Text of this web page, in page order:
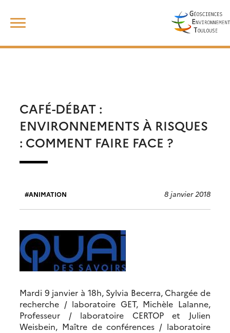
content
CAFÉ-DÉBAT :
ENVIRONNEMENTS À RISQUES
: COMMENT FAIRE FACE ?
ANIMATION 8 janvier 2018
Mardi 9 janvier à 18h, Sylvia Becerra, Chargée de
recherche / laboratoire GET, Michèle Lalanne,
Professeur / laboratoire CERTOP et Julien
Weisbein, Maître de conférences / laboratoire